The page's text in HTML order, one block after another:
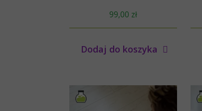
99,00 zł
Dodaj do koszyka